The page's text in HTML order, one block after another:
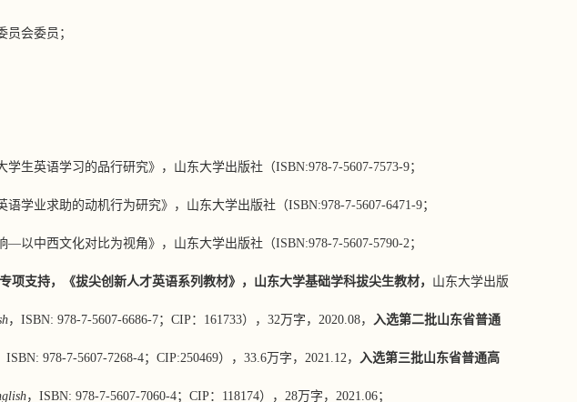
员会委员；
学生英语学习的品行研究》，山东大学出版社（ISBN:978-7-5607-7573-9；
语学业求助的动机行为研究》，山东大学出版社（ISBN:978-7-5607-6471-9；
—以中西文化对比为视角》，山东大学出版社（ISBN:978-7-5607-5790-2；
项支持， 《拔尖创新人才英语系列教材》， 山东大学基础学科拔尖生教材， 山东大学出版
，ISBN: 978-7-5607-6686-7；CIP：161733），32万字，2020.08， 入选第二批山东省普通
ISBN: 978-7-5607-7268-4；CIP:250469），33.6万字，2021.12， 入选第三批山东省普通高
，ISBN: 978-7-5607-7060-4；CIP：118174），28万字，2021.06；